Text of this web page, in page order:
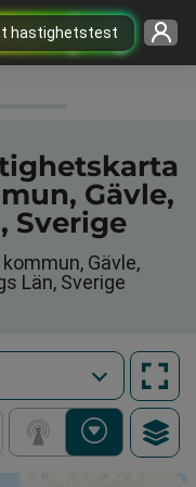
hastighetstest
Gävle,
Sverige
Gävle,
Län, Sverige